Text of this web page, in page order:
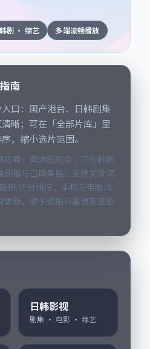
剧 · 综艺 多端流畅播放
南
口：国产港台、日韩剧集
晰；可在「全部片库」里
，缩小选片范围。
观看」需求的观众，可在韩影
热播与口碑条目：支持关键词
热/评分排序，手机与电脑均
新，便于追剧与重温东亚影
日韩影视
剧集 · 电影 · 综艺